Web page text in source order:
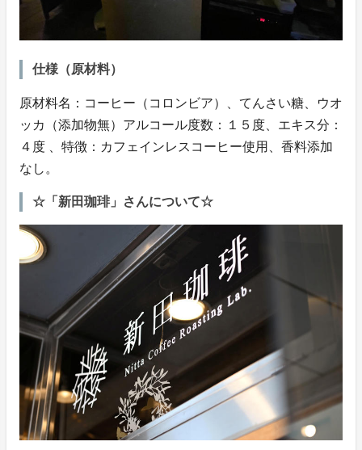
仕様（原材料）
原材料名：コーヒー（コロンビア）、てんさい糖、ウオ
ッカ（添加物無）アルコール度数：１５度、エキス分：
４度 、特徴：カフェインレスコーヒー使用、香料添加
なし。
☆「新田珈琲」さんについて☆